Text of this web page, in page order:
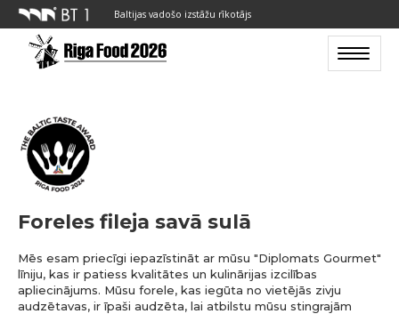
Baltijas vadošo izstāžu rīkotājs
Toggle
Foreles fileja savā sulā
Mēs esam priecīgi iepazīstināt ar mūsu "Diplomats Gourmet"
līniju, kas ir patiess kvalitātes un kulinārijas izcilības
apliecinājums. Mūsu forele, kas iegūta no vietējās zivju
audzētavas, ir īpaši audzēta, lai atbilstu mūsu stingrajām